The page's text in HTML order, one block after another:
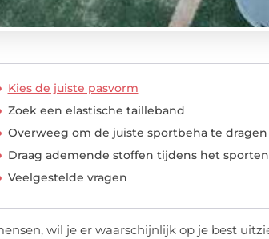
Kies de juiste pasvorm
Zoek een elastische tailleband
Overweeg om de juiste sportbeha te dragen
Draag ademende stoffen tijdens het sporten
Veelgestelde vragen
wil je er waarschijnlijk op je best